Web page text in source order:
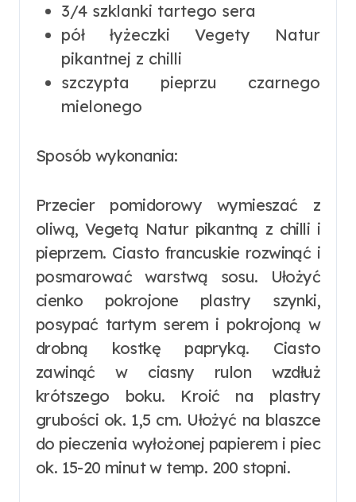
3/4 szklanki tartego sera
pół łyżeczki Vegety Natur
pikantnej z chilli
szczypta pieprzu czarnego
mielonego
Sposób wykonania:
Przecier pomidorowy wymieszać z
oliwą, Vegetą Natur pikantną z chilli i
pieprzem. Ciasto francuskie rozwinąć i
posmarować warstwą sosu. Ułożyć
cienko pokrojone plastry szynki,
posypać tartym serem i pokrojoną w
drobną kostkę papryką. Ciasto
zawinąć w ciasny rulon wzdłuż
krótszego boku. Kroić na plastry
grubości ok. 1,5 cm. Ułożyć na blaszce
do pieczenia wyłożonej papierem i piec
ok. 15-20 minut w temp. 200 stopni.